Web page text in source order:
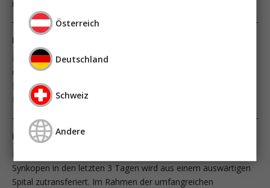
myocardique.
Levosimendan im septischen Schock?
Die Hämodynamik von Patienten mit septischem Schock ist
durch eine Kombination von teils profunder Vasoplegie,
Hyporeaktivität auf Katecholamine und myokardialer
Dysfunktion gekennzeichnet.
Rezidivierende Synkopen Eine Diagnose auf Raten
Ein 55-jähriger Mann mit Belastungsdyspnoe und mehrfachen
Synkopen in den letzten 3 Tagen wird aus einem auswärtigen
Spital zutransferiert. Im Rahmen der umfangreichen
Österreich
Deutschland
Schweiz
Andere